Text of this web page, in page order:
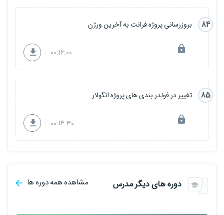
84 بروزرسانی پروژه فرانت به آخرین ورژن
00:16:00
85 تغییر در فولدر بندی های پروژه انگولار
00:14:30
دوره های دیگر مدرس مشاهده همه دوره ها